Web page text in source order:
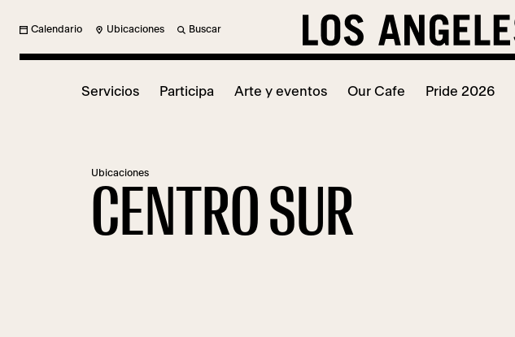
Calendario Ubicaciones Buscar
Servicios Participa Arte y eventos Our Cafe Pride 2026
Ubicaciones
CENTRO SUR